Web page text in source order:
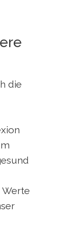
die
Werte